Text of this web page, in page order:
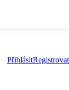
PřihlásitRegistrovat